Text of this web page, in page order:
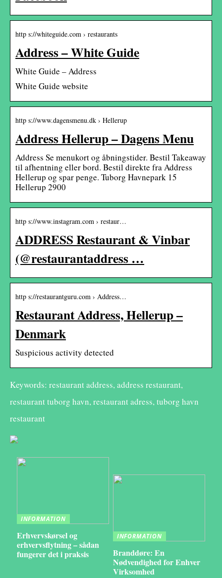
http s://whiteguide.com › restaurants
Address – White Guide
White Guide – Address
White Guide website
http s://www.dagensmenu.dk › Hellerup
Address Hellerup – Dagens Menu
Address Se menukort og åbningstider. Bestil Takeaway
til afhentning eller bord. Bestil direkte fra Address
Hellerup og spar penge. Tuborg Havnepark 15
Hellerup 2900
http s://www.instagram.com › restaur…
ADDRESS Restaurant & Vinbar
(@restaurantaddress …
http s://restaurantguru.com › Address…
Restaurant Address, Hellerup –
Denmark
Suspicious activity detected
Keywords: restaurant address, address restaurant,
restaurant tuborg havn, restaurant adress, tuborg havn
restaurant
INFORMATION
Erhvervskørsel og
erhvervsflytning – sådan
fungerer det i praksis
INFORMATION
Branddøre: En
Nødvendighed for Enhver
Virksomhed